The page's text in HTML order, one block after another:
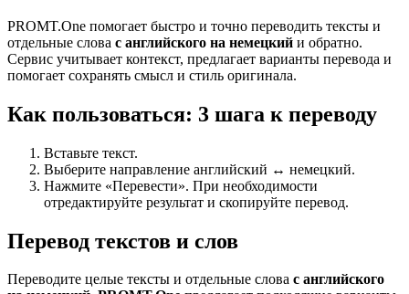
PROMT.One помогает быстро и точно переводить тексты и
отдельные слова с английского на немецкий и обратно.
Сервис учитывает контекст, предлагает варианты перевода и
помогает сохранять смысл и стиль оригинала.
Как пользоваться: 3 шага к переводу
Вставьте текст.
Выберите направление английский ↔ немецкий.
Нажмите «Перевести». При необходимости
отредактируйте результат и скопируйте перевод.
Перевод текстов и слов
Переводите целые тексты и отдельные слова с английского